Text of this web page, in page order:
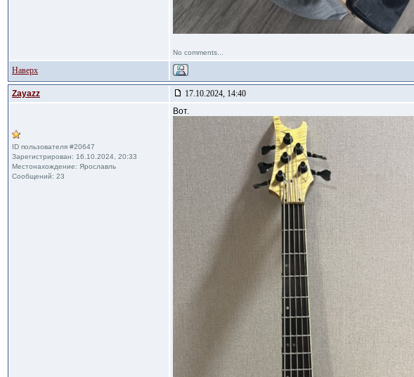
No comments...
Наверх
Zayazz 17.10.2024, 14:40
ID пользователя #20647
Зарегистрирован: 16.10.2024, 20:33
Местонахождение: Ярославль
Сообщений: 23
Вот.